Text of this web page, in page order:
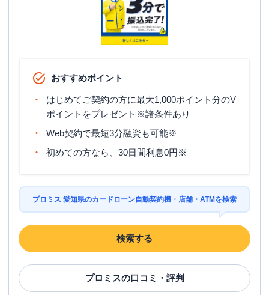
おすすめポイント
はじめてご契約の方に最大1,000ポイント分のV
ポイントをプレゼント※諸条件あり
Web契約で最短3分融資も可能※
初めての方なら、30日間利息0円※
プロミス 愛知県のカードローン自動契約機・店舗・ATMを検索
検索する
プロミスの口コミ・評判